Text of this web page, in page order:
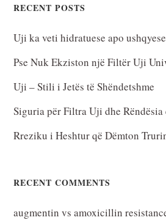
RECENT POSTS
Uji ka veti hidratuese apo
Pse Nuk Ekziston një Filtër Uji
Uji – Stili i Jetës të Shëndetshme
Siguria për Filtra Uji dhe Rëndësia
Rreziku i Heshtur që Dëmton
RECENT COMMENTS
augmentin vs amoxicillin